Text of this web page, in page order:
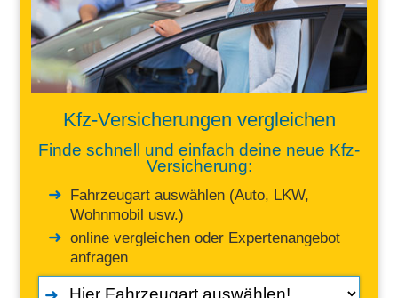
Kfz-Versicherungen vergleichen
Finde schnell und einfach deine neue Kfz-
Versicherung:
Fahrzeugart auswählen (Auto, LKW,
Wohnmobil usw.)
online vergleichen oder Expertenangebot
anfragen